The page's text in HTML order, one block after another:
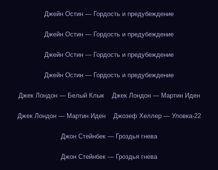
Джейн Остин — Гордость и предубеждение
Джейн Остин — Гордость и предубеждение
Джейн Остин — Гордость и предубеждение
Джейн Остин — Гордость и предубеждение
Джек Лондон — Белый Клык Джек Лондон — Мартин Иден
Джек Лондон — Мартин Иден Джозеф Хеллер — Уловка-22
Джон Стейнбек — Гроздья гнева
Джон Стейнбек — Гроздья гнева